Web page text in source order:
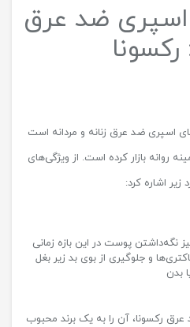
اسپری ضد عرق
رکسونا
اسپری ضد عرق زنانه و مردانه است
روانه بازار کرده است. از ویژگی‌های
اشاره کرد:
و جلوگیری از بوی بد زیر بغل
بدن
رکسونا، آن را به یک برند محبوب